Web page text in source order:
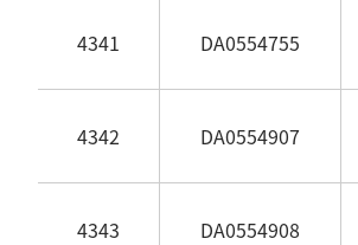
4341 DA0554755
4342 DA0554907
4343 DA0554908